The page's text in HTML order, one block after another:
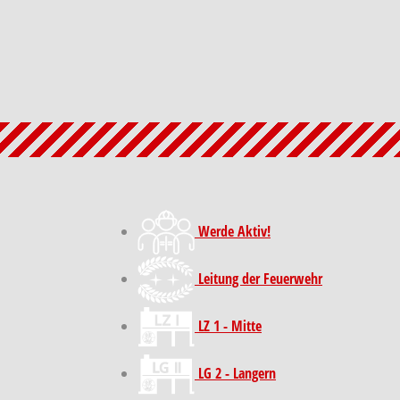
Werde Aktiv!
Leitung der Feuerwehr
LZ 1 - Mitte
LG 2 - Langern